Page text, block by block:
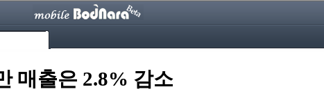
매출은 2.8% 감소